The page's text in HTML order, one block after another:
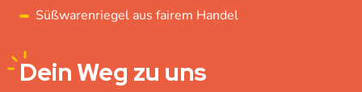
Süßwarenriegel aus fairem Handel
Dein Weg zu uns